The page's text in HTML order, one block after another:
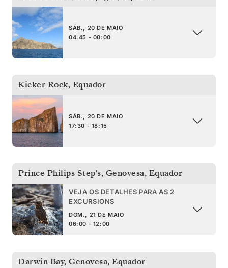
SÁB., 20 DE MAIO
04:45 - 00:00
Kicker Rock, Equador
SÁB., 20 DE MAIO
17:30 - 18:15
Prince Philips Step's, Genovesa, Equador
VEJA OS DETALHES PARA AS 2
EXCURSIONS
DOM., 21 DE MAIO
06:00 - 12:00
Darwin Bay, Genovesa, Equador